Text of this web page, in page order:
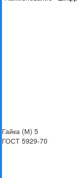
Гайка (М) 5
ГОСТ 5929-70